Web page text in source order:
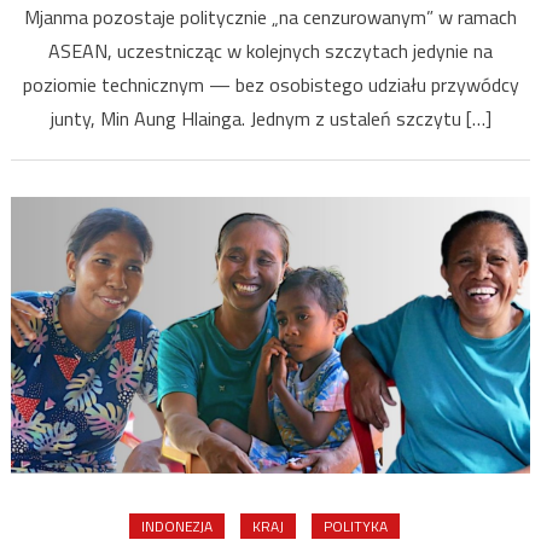
po
48.
szczycie
ASEAN?
Mjanma pozostaje politycznie „na cenzurowanym” w ramach
ASEAN, uczestnicząc w kolejnych szczytach jedynie na
poziomie technicznym — bez osobistego udziału przywódcy
junty, Min Aung Hlainga. Jednym z ustaleń szczytu […]
INDONEZJA KRAJ POLITYKA